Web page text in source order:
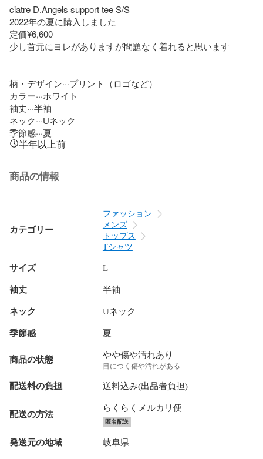
ciatre D.Angels support tee S/S
2022年の夏に購入しました
定価¥6,600
少し首元にヨレがありますが問題なく着れると思います
柄・デザイン···プリント（ロゴなど）
カラー···ホワイト
袖丈···半袖
ネック···Uネック
季節感···夏
半年以上前
商品の情報
カテゴリー
ファッション
メンズ
トップス
Tシャツ
サイズ L
袖丈 半袖
ネック Uネック
季節感 夏
商品の状態 やや傷や汚れあり
目につく傷や汚れがある
配送料の負担 送料込み(出品者負担)
配送の方法
らくらくメルカリ便
匿名配送
発送元の地域 岐阜県